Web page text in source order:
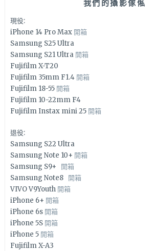
我們的攝影傢俬
現役:
iPhone 14 Pro Max 開箱
Samsung S25 Ultra
Samsung S21 Ultra 開箱
Fujifilm X-T20
Fujifilm 35mm F1.4 開箱
Fujifilm 18-55 開箱
Fujifilm 10-22mm F4
Fujifilm Instax mini 25 開箱
退役:
Samsung S22 Ultra
Samsung Note 10+ 開箱
Samsung S9+ 開箱
Samsung Note8 開箱
VIVO V9Youth 開箱
iPhone 6+ 開箱
iPhone 6s 開箱
iPhone 5S 開箱
iPhone 5 開箱
Fujifilm X-A3